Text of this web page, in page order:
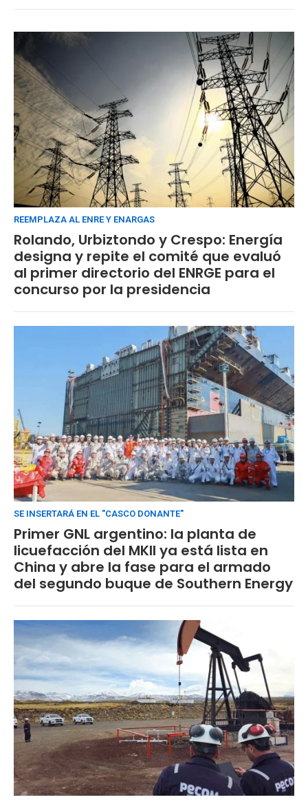
REEMPLAZA AL ENRE Y ENARGAS
Rolando, Urbiztondo y Crespo: Energía
designa y repite el comité que evaluó
al primer directorio del ENRGE para el
concurso por la presidencia
SE INSERTARÁ EN EL "CASCO DONANTE"
Primer GNL argentino: la planta de
licuefacción del MKII ya está lista en
China y abre la fase para el armado
del segundo buque de Southern Energy